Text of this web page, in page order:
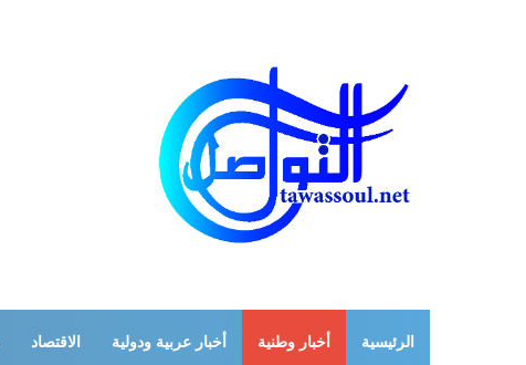
الرئيسية أخبار وطنية أخبار عربية ودولية الاقتصاد